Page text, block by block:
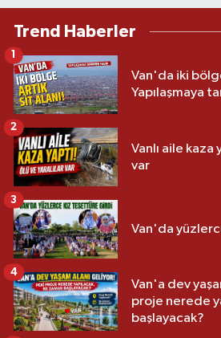
Trend Haberler
Van'da iki
Yapılaşmaya
1
Vanlı aile kaza
var
2
Van'da
3
Van'a dev
proje nerede
başlayacak?
4